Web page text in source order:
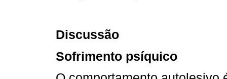
Discussão
Sofrimento psíquico